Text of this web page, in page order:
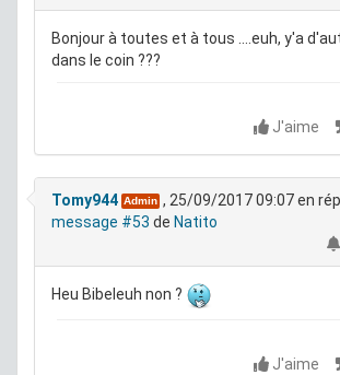
Bonjour à toutes et à tous ....euh, y'a
dans le coin ???
J'aime
Tomy944 Admin , 25/09/2017 09:07en
message #53 de Natito
Heu Bibeleuh non ?
J'aime